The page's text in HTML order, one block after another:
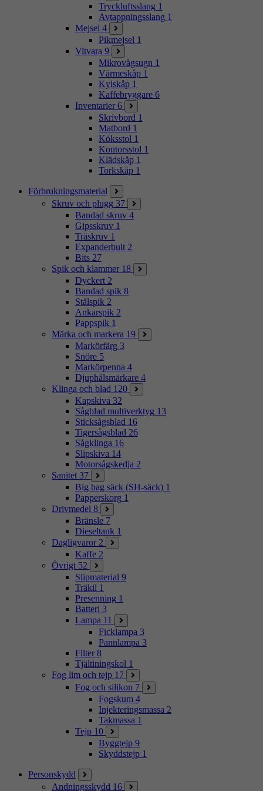
Tryckluftsslang 1
Avtappningsslang 1
Mejsel 4
Pikmejsel 1
Vitvara 9
Mikrovågsugn 1
Värmeskåp 1
Kylskåp 1
Kaffebryggare 6
Inventarier 6
Skrivbord 1
Matbord 1
Köksstol 1
Kontorsstol 1
Klädskåp 1
Torkskåp 1
Förbrukningsmaterial
Skruv och plugg 37
Bandad skruv 4
Gipsskruv 1
Träskruv 1
Expanderbult 2
Bits 27
Spik och klammer 18
Dyckert 2
Bandad spik 8
Stålspik 2
Ankarspik 2
Pappspik 1
Märka och markera 19
Markörfärg 3
Snöre 5
Markörpenna 4
Djuphålsmärkare 4
Klinga och blad 120
Kapskiva 32
Sågblad multiverktyg 13
Sticksågsblad 16
Tigersågsblad 26
Sågklinga 16
Slipskiva 14
Motorsågskedja 2
Sanitet 37
Big bag säck (SH-säck) 1
Papperskorg 1
Drivmedel 8
Bränsle 7
Dieseltank 1
Dagligvaror 2
Kaffe 2
Övrigt 52
Slipmaterial 9
Träkil 1
Presenning 1
Batteri 3
Lampa 11
Ficklampa 3
Pannlampa 3
Filter 8
Tjältiningskol 1
Fog lim och tejp 17
Fog och silikon 7
Fogskum 4
Injekteringsmassa 2
Takmassa 1
Tejp 10
Byggtejp 9
Skyddstejp 1
Personskydd
Andningsskydd 16